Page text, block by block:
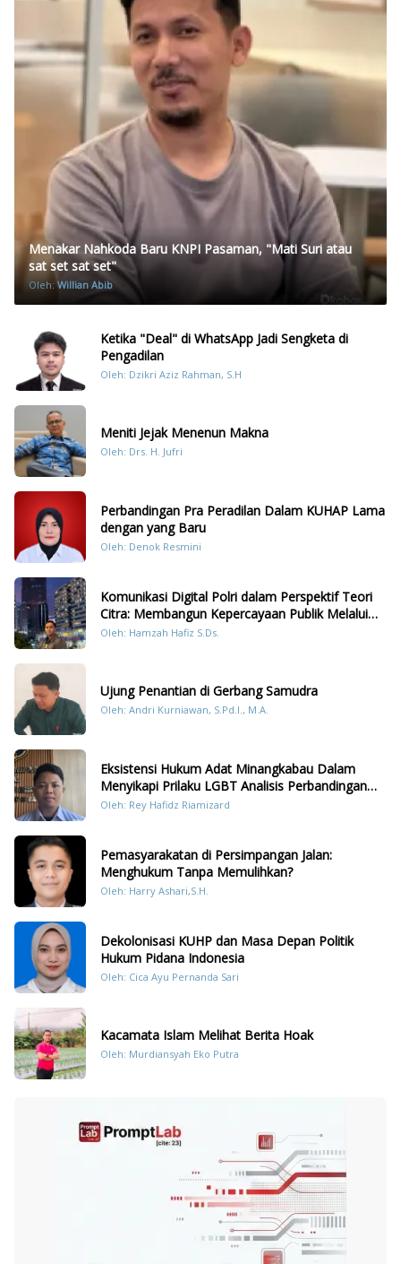
Menakar Nahkoda Baru KNPI Pasaman, "Mati Suri atau
sat set sat set"
Oleh:Willian Abib
Ketika "Deal" di WhatsApp Jadi Sengketa di
Pengadilan
Oleh: Dzikri Aziz Rahman, S.H
Meniti Jejak Menenun Makna
Oleh: Drs. H. Jufri
Perbandingan Pra Peradilan Dalam KUHAP Lama
dengan yang Baru
Oleh: Denok Resmini
Komunikasi Digital Polri dalam Perspektif Teori
Citra: Membangun Kepercayaan Publik Melalui
Konten Humanis Kesiapsiagaan Bencana di
Oleh: Hamzah Hafiz S.Ds.
Ujung Penantian di Gerbang Samudra
Oleh: Andri Kurniawan, S.Pd.I., M.A.
Eksistensi Hukum Adat Minangkabau Dalam
Menyikapi Prilaku LGBT Analisis Perbandingan
Dengan Hukum Pidana
Oleh: Rey Hafidz Riamizard
Pemasyarakatan di Persimpangan Jalan:
Menghukum Tanpa Memulihkan?
Oleh: Harry Ashari,S.H.
Dekolonisasi KUHP dan Masa Depan Politik
Hukum Pidana Indonesia
Oleh: Cica Ayu Pernanda Sari
Kacamata Islam Melihat Berita Hoak
Oleh: Murdiansyah Eko Putra